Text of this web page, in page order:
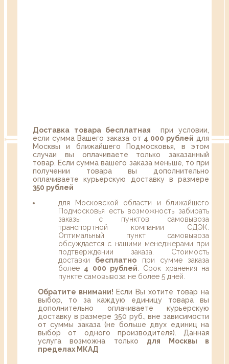
Доставка товара бесплатная при условии,
если сумма Вашего заказа от 4 000 рублей для
Москвы и ближайшего Подмосковья, в этом
случаи вы оплачиваете только заказанный
товар. Если сумма вашего заказа меньше, то при
получении товара вы дополнительно
оплачиваете курьерскую доставку в размере
350 рублей
для Московской области и ближайшего
Подмосковья есть возможность забирать
заказы с пунктов самовывоза
транспортной компании СДЭК.
Оптимальный пункт самовывоза
обсуждается с нашими менеджерами при
подтверждении заказа. Стоимость
доставки бесплатно при сумме заказа
более 4 000 рублей . Срок хранения на
пункте самовывоза не более 5 дней.
Обратите внимани! Если Вы хотите товар на
выбор, то за каждую единицу товара вы
дополнительно оплачиваете курьерскую
доставку в размере 350 руб., вне зависимости
от суммы заказа (не больше двух единиц на
выбор от одного производителя). Данная
услуга возможна только для Москвы в
пределах МКАД